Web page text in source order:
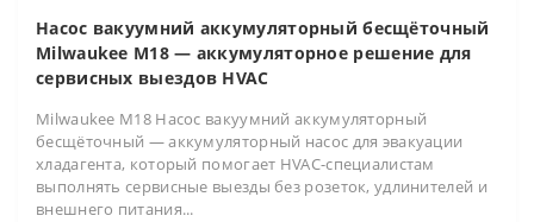
Насос вакуумний аккумуляторный бесщёточный
Milwaukee M18 — аккумуляторное решение для
сервисных выездов HVAC
Milwaukee M18 Насос вакуумний аккумуляторный
бесщёточный — аккумуляторный насос для эвакуации
хладагента, который помогает HVAC-специалистам
выполнять сервисные выезды без розеток, удлинителей и
внешнего питания...